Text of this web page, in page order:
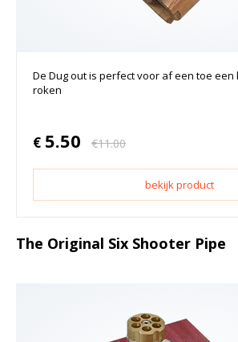
De Dug out is perfect voor af een toe een
roken
€ 5.50 €11.00
bekijk product
The Original Six Shooter Pipe